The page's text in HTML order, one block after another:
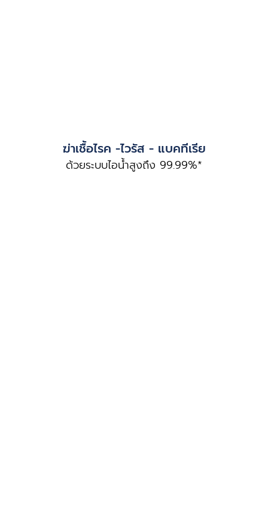
ฆ่าเชื้อไรค -ไวรัส - แบคทีเรีย
ด้วยระบบไอน้ำสูงถึง 99.99%*